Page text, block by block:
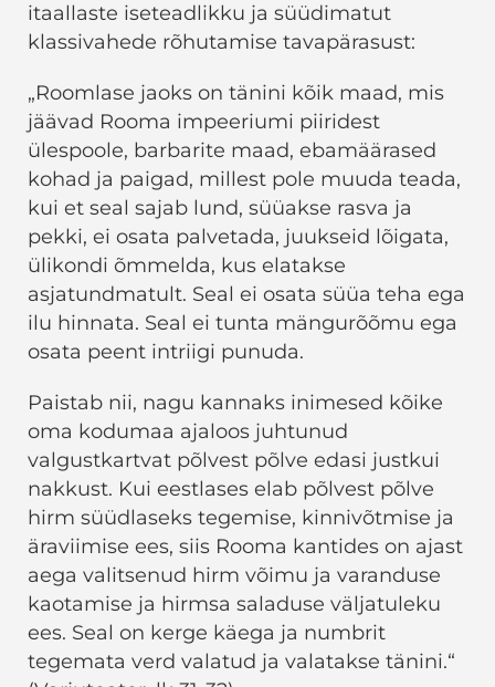
itaallaste iseteadlikku ja süüdimatut
klassivahede rõhutamise tavapärasust:
„Roomlase jaoks on tänini kõik maad, mis
jäävad Rooma impeeriumi piiridest
ülespoole, barbarite maad, ebamäärased
kohad ja paigad, millest pole muuda teada,
kui et seal sajab lund, süüakse rasva ja
pekki, ei osata palvetada, juukseid lõigata,
ülikondi õmmelda, kus elatakse
asjatundmatult. Seal ei osata süüa teha ega
ilu hinnata. Seal ei tunta mängurõõmu ega
osata peent intriigi punuda.
Paistab nii, nagu kannaks inimesed kõike
oma kodumaa ajaloos juhtunud
valgustkartvat põlvest põlve edasi justkui
nakkust. Kui eestlases elab põlvest põlve
hirm süüdlaseks tegemise, kinnivõtmise ja
äraviimise ees, siis Rooma kantides on ajast
aega valitsenud hirm võimu ja varanduse
kaotamise ja hirmsa saladuse väljatuleku
ees. Seal on kerge käega ja numbrit
tegemata verd valatud ja valatakse tänini.“